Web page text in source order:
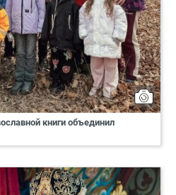
книги объединил